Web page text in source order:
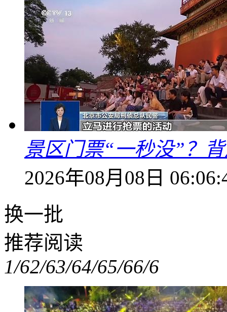
景区门票“一秒没”？
2026年08月08日
换一批
推荐阅读
1/62/63/64/65/66/6